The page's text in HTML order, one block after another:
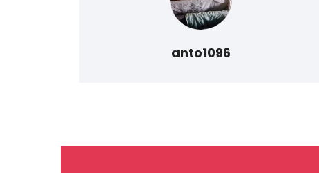
anto1096